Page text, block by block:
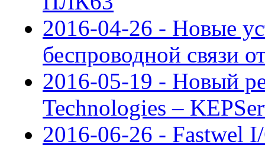
2016-04-26 - Новые
беспроводной связи
2016-05-19 - Новый
Technologies –
2016-06-26 - Fastwel